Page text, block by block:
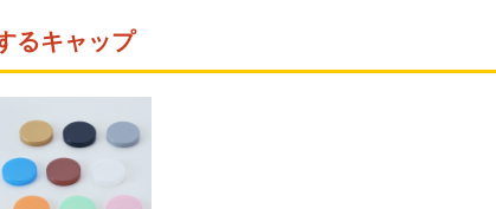
るキャップ